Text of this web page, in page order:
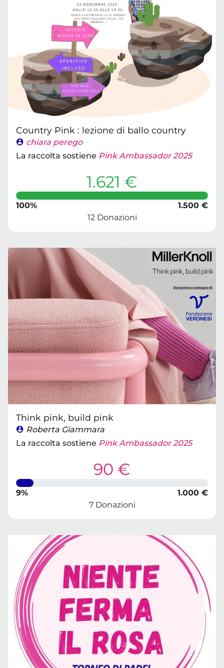
Country Pink : lezione di ballo country
chiara perego
La raccolta sostiene Pink Ambassador 2025
1.621 €
100%
1.500 €
12 Donazioni
Think pink, build pink
Roberta Giammara
La raccolta sostiene Pink Ambassador 2025
90 €
9%
1.000 €
7 Donazioni